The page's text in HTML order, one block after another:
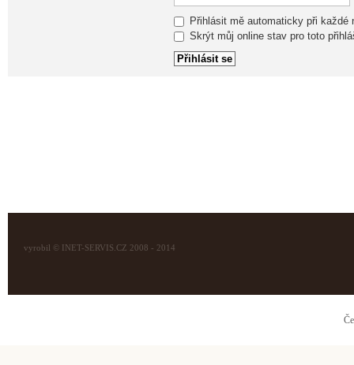
Přihlásit mě automaticky při každé
Skrýt můj online stav pro toto
vyrobil © INET-SERVIS.CZ 2008 - 2014